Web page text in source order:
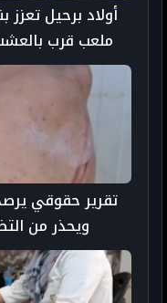
أولاد برحيل
ملعب قرب
تقرير حقوقي
ويحذر من